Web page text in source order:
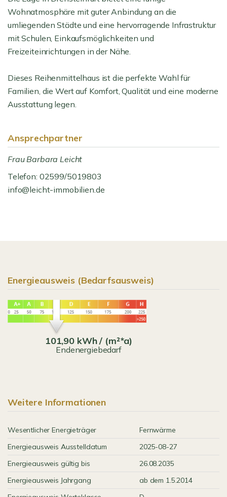
Wohnatmosphäre mit guter Anbindung an die
umliegenden Städte und eine hervorragende Infrastruktur
mit Schulen, Einkaufsmöglichkeiten und
Freizeiteinrichtungen in der Nähe.
Dieses Reihenmittelhaus ist die perfekte Wahl für
Familien, die Wert auf Komfort, Qualität und eine moderne
Ausstattung legen.
Ansprechpartner
Frau Barbara Leicht
Telefon: 02599/5019803
info@leicht-immobilien.de
Energieausweis (Bedarfsausweis)
101,90 kWh / (m²*a)
Endenergiebedarf
Weitere Informationen
Wesentlicher Energieträger
Fernwärme
Energieausweis Ausstelldatum
2025-08-27
Energieausweis gültig bis
26.08.2035
Energieausweis Jahrgang
ab dem 1.5.2014